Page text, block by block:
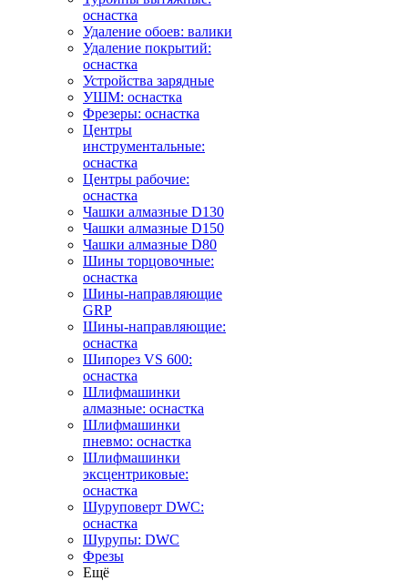
оснастка
Удаление обоев: валики
Удаление покрытий:
оснастка
Устройства зарядные
УШМ: оснастка
Фрезеры: оснастка
Центры
инструментальные:
оснастка
Центры рабочие:
оснастка
Чашки алмазные D130
Чашки алмазные D150
Чашки алмазные D80
Шины торцовочные:
оснастка
Шины-направляющие
GRP
Шины-направляющие:
оснастка
Шипорез VS 600:
оснастка
Шлифмашинки
алмазные: оснастка
Шлифмашинки
пневмо: оснастка
Шлифмашинки
эксцентриковые:
оснастка
Шуруповерт DWC:
оснастка
Шурупы: DWC
Фрезы
Ещё